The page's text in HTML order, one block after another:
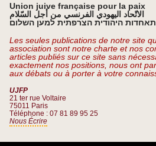
Union juive française pour la paix
الاتّحاد اليهودي الفرنسي من أجل السّلام
היהודית הצרפתית למען השלום
Les seules publications de notre site
association sont notre charte et nos
articles publiés sur ce site sans
exactement nos positions, nous ont
aux débats ou à porter à votre
UJFP
21 ter rue Voltaire
75011 Paris
Téléphone : 07 81 89 95 25
Nous Écrire